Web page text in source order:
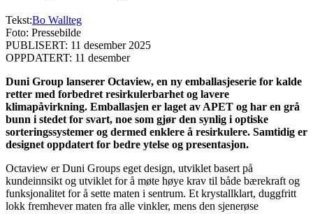
Tekst:Bo Wallteg
Foto: Pressebilde
PUBLISERT: 11 desember 2025
OPPDATERT: 11 desember
Duni Group lanserer Octaview, en ny emballasjeserie for kalde
retter med forbedret resirkulerbarhet og lavere
klimapåvirkning. Emballasjen er laget av APET og har en grå
bunn i stedet for svart, noe som gjør den synlig i optiske
sorteringssystemer og dermed enklere å resirkulere. Samtidig er
designet oppdatert for bedre ytelse og presentasjon.
Octaview er Duni Groups eget design, utviklet basert på
kundeinnsikt og utviklet for å møte høye krav til både bærekraft og
funksjonalitet for å sette maten i sentrum. Et krystallklart, duggfritt
lokk fremhever maten fra alle vinkler, mens den sjenerøse